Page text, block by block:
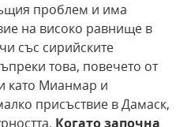
проблем и има
на високо равнище в
със сирийските
това, повечето от
като Мианмар и
присъствие в Дамаск,
Когато започна